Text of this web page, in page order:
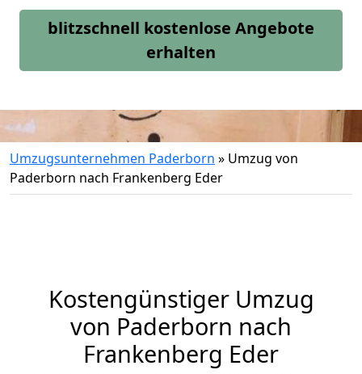
blitzschnell kostenlose Angebote
erhalten
Umzugsunternehmen Paderborn » Umzug von
Paderborn nach Frankenberg Eder
Kostengünstiger Umzug
von Paderborn nach
Frankenberg Eder